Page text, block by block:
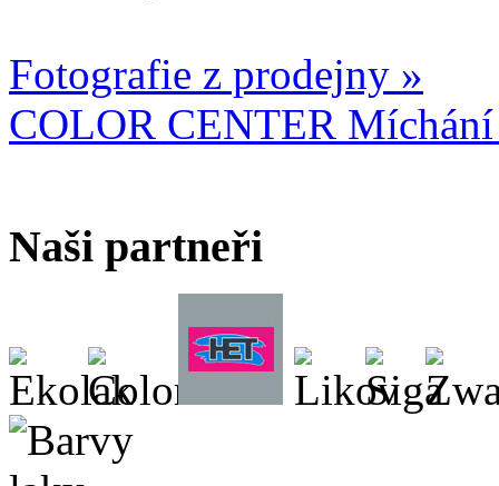
Fotografie z prodejny »
COLOR CENTER
Naši partneři